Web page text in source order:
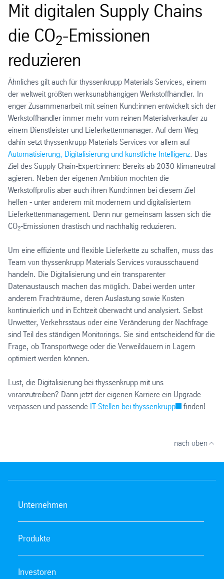
Mit digitalen Supply Chains
die CO2-Emissionen
reduzieren
Ähnliches gilt auch für thyssenkrupp Materials Services, einem
der weltweit größten werksunabhängigen Werkstoffhändler. In
enger Zusammenarbeit mit seinen Kund:innen entwickelt sich der
Werkstoffhändler immer mehr vom reinen Materialverkäufer zu
einem Dienstleister und Lieferkettenmanager. Auf dem Weg
dahin setzt thyssenkrupp Materials Services vor allem auf
Automatisierung, Digitalisierung und künstliche Intelligenz. Das
Ziel des Supply Chain-Expert:innen: Bereits ab 2030 klimaneutral
agieren. Neben der eigenen Ambition möchten die
Werkstoffprofis aber auch ihren Kund:innen bei diesem Ziel
helfen - unter anderem mit modernem und digitalisiertem
Lieferkettenmanagement. Denn nur gemeinsam lassen sich die
CO2-Emissionen drastisch und nachhaltig reduzieren.
Um eine effiziente und flexible Lieferkette zu schaffen, muss das
Team von thyssenkrupp Materials Services vorausschauend
handeln. Die Digitalisierung und ein transparenter
Datenaustausch machen das möglich. Dabei werden unter
anderem Frachträume, deren Auslastung sowie Kosten
kontinuierlich und in Echtzeit überwacht und analysiert. Selbst
Unwetter, Verkehrsstaus oder eine Veränderung der Nachfrage
sind Teil des ständigen Monitorings. Sie sind entscheidend für die
Frage, ob Transportwege oder die Verweildauern in Lagern
optimiert werden können.
Lust, die Digitalisierung bei thyssenkrupp mit uns
voranzutreiben? Dann jetzt der eigenen Karriere ein Upgrade
verpassen und passende IT-Stellen bei thyssenkrupp finden!
nach oben
Unternehmen
Produkte
Investoren